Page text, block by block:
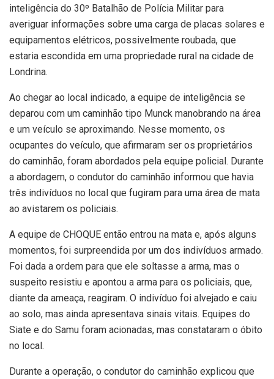
inteligência do 30º Batalhão de Polícia Militar para
averiguar informações sobre uma carga de placas solares e
equipamentos elétricos, possivelmente roubada, que
estaria escondida em uma propriedade rural na cidade de
Londrina.
Ao chegar ao local indicado, a equipe de inteligência se
deparou com um caminhão tipo Munck manobrando na área
e um veículo se aproximando. Nesse momento, os
ocupantes do veículo, que afirmaram ser os proprietários
do caminhão, foram abordados pela equipe policial. Durante
a abordagem, o condutor do caminhão informou que havia
três indivíduos no local que fugiram para uma área de mata
ao avistarem os policiais.
A equipe de CHOQUE então entrou na mata e, após alguns
momentos, foi surpreendida por um dos indivíduos armado.
Foi dada a ordem para que ele soltasse a arma, mas o
suspeito resistiu e apontou a arma para os policiais, que,
diante da ameaça, reagiram. O indivíduo foi alvejado e caiu
ao solo, mas ainda apresentava sinais vitais. Equipes do
Siate e do Samu foram acionadas, mas constataram o óbito
no local.
Durante a operação, o condutor do caminhão explicou que